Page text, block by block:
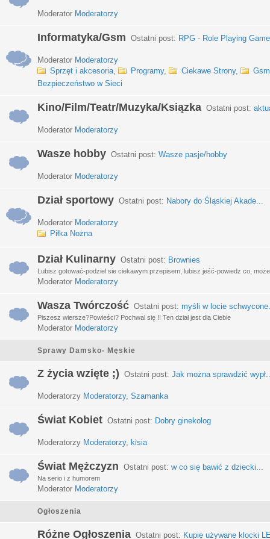
Moderator Moderatorzy
Informatyka/Gsm Ostatni post: RPG - Role Playing
Moderator Moderatorzy
Sprzęt i akcesoria, Programy, Ciekawe Strony,
Gsm
Bezpieczeństwo w Sieci
Kino/Film/Teatr/Muzyka/Ksiązka Ostatni post:
Moderator Moderatorzy
Wasze hobby Ostatni post: Wasze pasje/hobby
Moderator Moderatorzy
Dział sportowy Ostatni post: Nabory do Śląskiej Akade...
Moderator Moderatorzy
Piłka Nożna
Dział Kulinarny Ostatni post: Brownies
Lubisz gotować-podziel sie ciekawym przepisem, lubisz jeść-powiedz co,
Moderator Moderatorzy
Wasza Twórczość Ostatni post: myśli w locie
Piszesz wiersze?Powieści? Pochwal się !! Ten dział jest dla Ciebie
Moderator Moderatorzy
Sprawy Damsko- Męskie
Z życia wzięte ;) Ostatni post: Jak można sprawdzić
Moderatorzy Moderatorzy, Szamanka
Świat Kobiet Ostatni post: Dobry ginekolog
Moderatorzy Moderatorzy, kisia
Świat Mężczyzn Ostatni post: w co się bawić z dziecki...
Na serio i z humorem
Moderator Moderatorzy
Ogłoszenia
Różne Ogłoszenia Ostatni post: Kupię używane klocki